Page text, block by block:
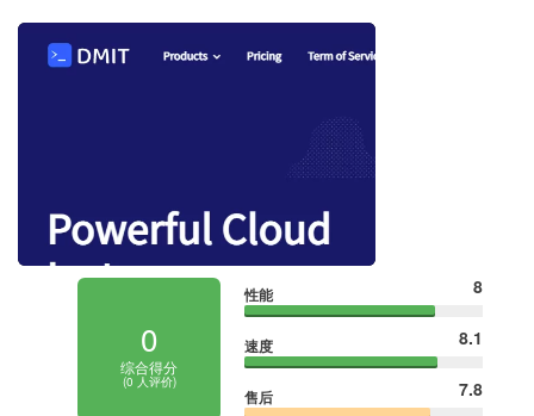
0
综合得分
(0 人评价)
性能 8
速度 8.1
售后 7.8